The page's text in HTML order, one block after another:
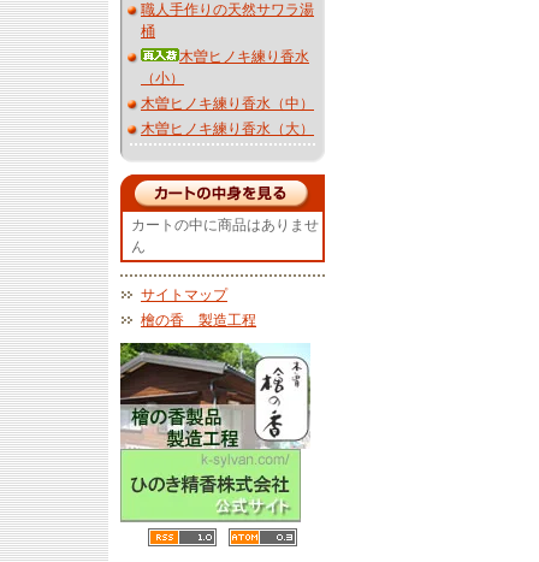
職人手作りの天然サワラ湯
桶
木曽ヒノキ練り香水
（小）
木曽ヒノキ練り香水（中）
木曽ヒノキ練り香水（大）
カートの中に商品はありませ
ん
サイトマップ
檜の香 製造工程